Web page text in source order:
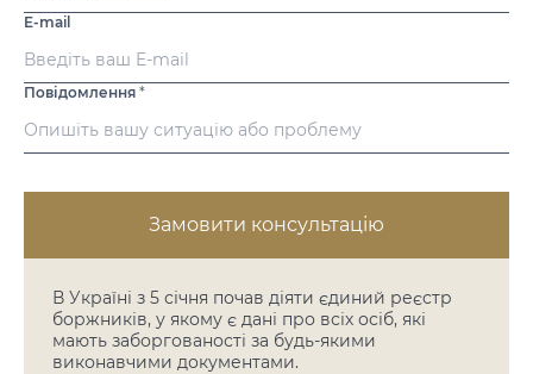
В Україні з 5 січня почав діяти єдиний реєстр
боржників, у якому є дані про всіх осіб, які
мають заборгованості за будь-якими
виконавчими документами.
E-mail
Повідомлення *
Замовити консультацію